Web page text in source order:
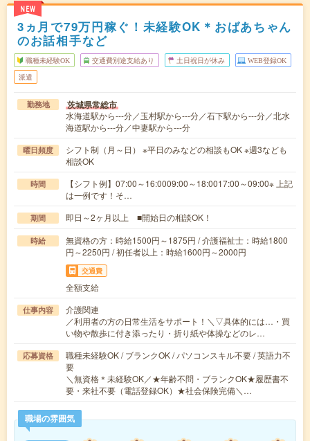
NEW
3ヵ月で79万円稼ぐ！未経験OK＊おばあちゃん
のお話相手など
職種未経験OK 交通費別途支給あり 土日祝日が休み WEB登録OK
派遣
勤務地 茨城県常総市
水海道駅から---分／玉村駅から---分／石下駅から---分／北水
海道駅から---分／中妻駅から---分
曜日頻度
シフト制（月～日） ※平日のみなどの相談もOK ※週3なども
相談OK
時間
【シフト例】07:00～16:0009:00～18:0017:00～09:00※ 上記
は一例です！そ…
期間 即日～2ヶ月以上 ■開始日の相談OK！
時給
無資格の方：時給1500円～1875円 / 介護福祉士：時給1800
円～2250円 / 初任者以上：時給1600円～2000円
交通費
全額支給
仕事内容
介護関連
／利用者の方の日常生活をサポート！＼▽具体的には…・買
い物や散歩に付き添ったり・折り紙や体操などのレ…
応募資格
職種未経験OK / ブランクOK / パソコンスキル不要 / 英語力不
要
＼無資格＊未経験OK／★年齢不問・ブランクOK★履歴書不
要・来社不要（電話登録OK）★社会保険完備＼…
職場の雰囲気